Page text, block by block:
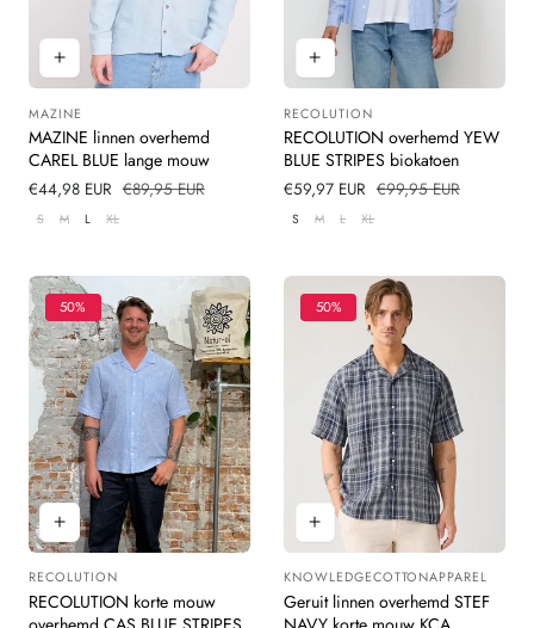
Leverancier:
MAZINE
MAZINE linnen overhemd
CAREL BLUE lange mouw
Verkoopprijs
€44,98 EUR Normale
€89,95 EUR
S M L XL
Leverancier:
RECOLUTION
RECOLUTION overhemd YEW
BLUE STRIPES biokatoen
Verkoopprijs
€59,97 EUR Normale
€99,95 EUR
S M L XL
50%
Leverancier:
RECOLUTION
RECOLUTION korte mouw
50%
Leverancier:
KNOWLEDGECOTTONAPPAREL
Geruit linnen overhemd STEF